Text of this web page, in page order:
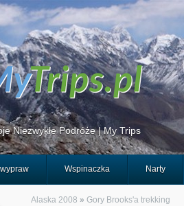
Niezwykłe Podróże | My Trips
Wspinaczka Narty
Alaska 2008 » Gory Brooks'a trekking